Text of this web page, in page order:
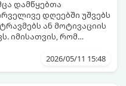
დაგროვებას მუცლის
ტესტოსტერონის
მეცნიერულად
გზებით დაეხმაროთ.
დამწყებთა
დღეებში უშვებს
ან მოტივაციის
იმისათვის, რომ
ამ ინსტრუქციას:
2026/05/11 15:48